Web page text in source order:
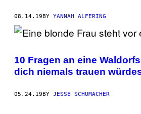
08.14.19 BY YANNAH ALFERING
10 Fragen an eine
dich niemals trauen
05.24.19BY JESSE SCHUMACHER